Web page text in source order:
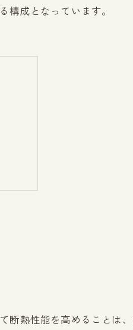
成となっています。
用
断熱性能を高めることは